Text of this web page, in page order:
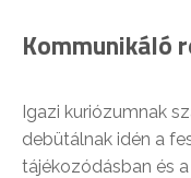
Kommunikáló
Igazi kuriózumnak
debütálnak idén a
tájékozódásban és